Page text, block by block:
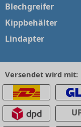
Blechgreifer
Kippbehälter
Lindapter
Versendet wird mit: